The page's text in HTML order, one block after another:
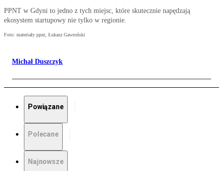
PPNT w Gdyni to jedno z tych miejsc, które skutecznie napędzają
ekosystem startupowy nie tylko w regionie.
Foto: materiały ppnt, Łukasz Gawroński
Michał Duszczyk
Powiązane
Polecane
Najnowsze